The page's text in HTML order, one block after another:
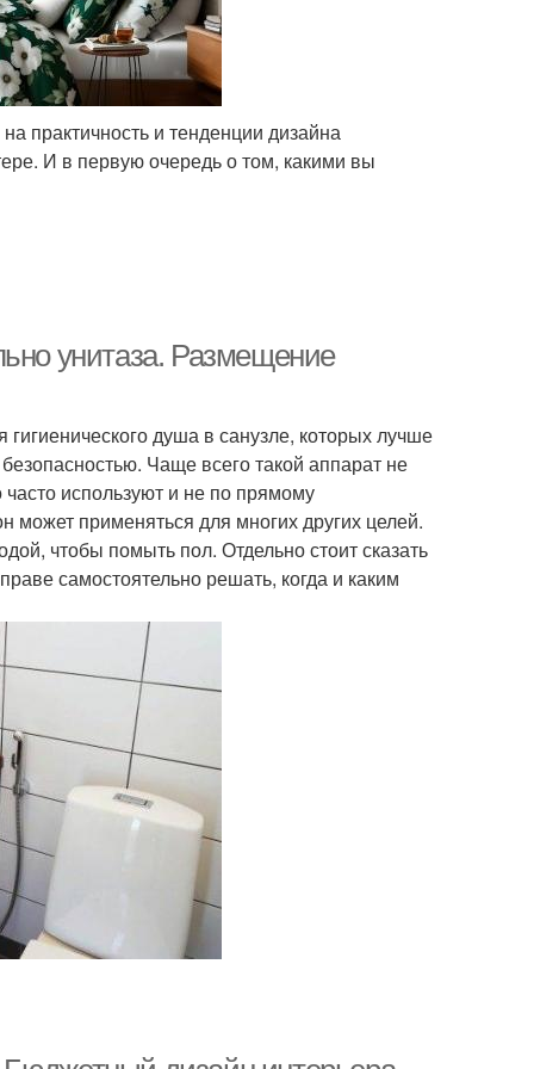
практичность и тенденции дизайна
И в первую очередь о том, какими вы
унитаза. Размещение
душа в санузле, которых лучше
Чаще всего такой аппарат не
используют и не по прямому
может применяться для многих других целей.
чтобы помыть пол. Отдельно стоит сказать
самостоятельно решать, когда и каким